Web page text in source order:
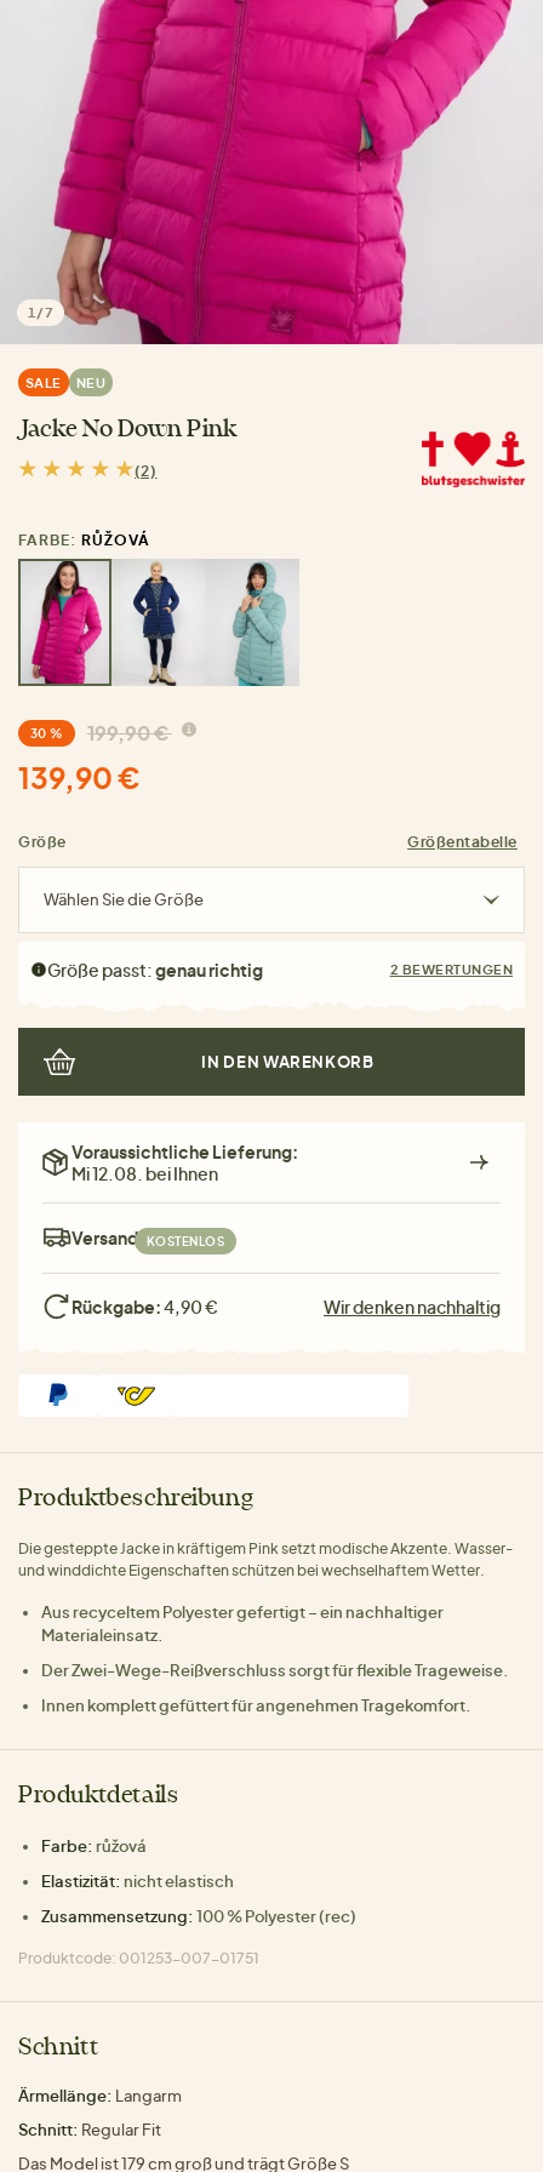
1 /7
SALE NEU
Jacke No Down Pink
(2)
FARBE: RŮŽOVÁ
30 % 199,90 €
139,90 €
Größe Größentabelle
Wählen Sie die Größe
Größe passt:genau richtig 2 BEWERTUNGEN
IN DEN WARENKORB
Voraussichtliche Lieferung:
Mi 12.08. bei Ihnen
Versand: KOSTENLOS
Rückgabe:4,90 € Wir denken nachhaltig
Produktbeschreibung
Die gesteppte Jacke in kräftigem Pink setzt modische Akzente. Wasser-
und winddichte Eigenschaften schützen bei wechselhaftem Wetter.
Aus recyceltem Polyester gefertigt – ein nachhaltiger
Materialeinsatz.
Der Zwei-Wege-Reißverschluss sorgt für flexible Trageweise.
Innen komplett gefüttert für angenehmen Tragekomfort.
Produktdetails
Farbe: růžová
Elastizität: nicht elastisch
Zusammensetzung: 100 % Polyester (rec)
Produktcode: 001253-007-01751
Schnitt
Ärmellänge: Langarm
Schnitt: Regular Fit
Das Model ist 179 cm groß und trägt Größe S